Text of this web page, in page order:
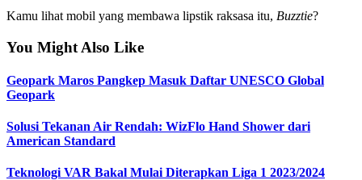
Kamu lihat mobil yang membawa lipstik raksasa itu, Buzztie?
You Might Also Like
Geopark Maros Pangkep Masuk Daftar UNESCO Global
Geopark
Solusi Tekanan Air Rendah: WizFlo Hand Shower dari
American Standard
Teknologi VAR Bakal Mulai Diterapkan Liga 1 2023/2024